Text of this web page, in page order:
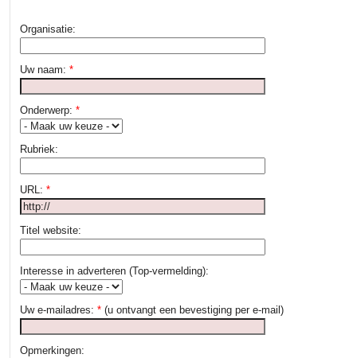
Organisatie:
Uw naam: *
Onderwerp: *
Rubriek:
URL: *
Titel website:
Interesse in adverteren (Top-vermelding):
Uw e-mailadres: * (u ontvangt een bevestiging per e-mail)
Opmerkingen: